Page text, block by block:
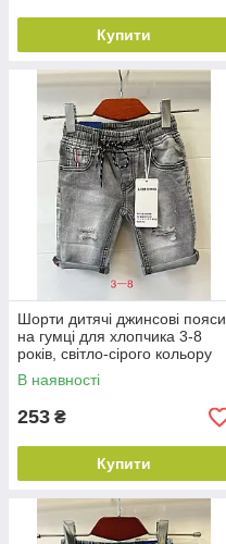
Купити
Шорти дитячі джинсові пояси
на гумці для хлопчика 3-8
років, світло-сірого кольору
В наявності
253 ₴
Купити